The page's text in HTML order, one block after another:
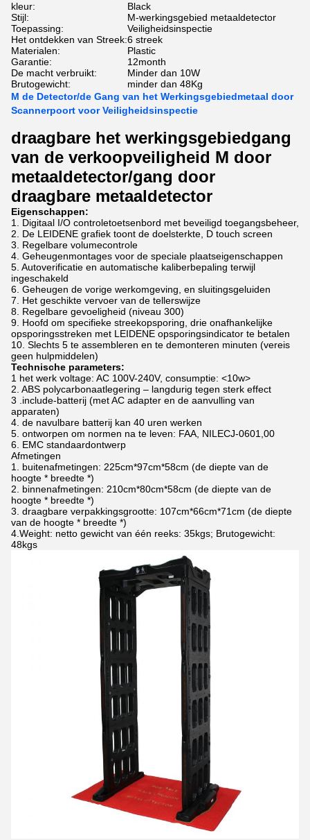
kleur:
Black
Stijl:
M-werkingsgebied metaaldetector
Toepassing:
Veiligheidsinspectie
Het ontdekken van Streek:6 streek
Materialen:
Plastic
Garantie:
12month
De macht verbruikt:
Minder dan 10W
Brutogewicht:
minder dan 48Kg
M de Detector/de Gang van het Werkingsgebiedmetaal door
Scannerpoort voor Veiligheidsinspectie
draagbare het werkingsgebiedgang
van de verkoopveiligheid M door
metaaldetector/gang door
draagbare metaaldetector
Eigenschappen:
1. Digitaal I/O controletoetsenbord met beveiligd toegangsbeheer,
2. De LEIDENE grafiek toont de doelsterkte, D touch screen
3. Regelbare volumecontrole
4. Geheugenmontages voor de speciale plaatseigenschappen
5. Autoverificatie en automatische kaliberbepaling terwijl
ingeschakeld
6. Geheugen de vorige werkomgeving, en sluitingsgeluiden
7. Het geschikte vervoer van de tellerswijze
8. Regelbare gevoeligheid (niveau 300)
9. Hoofd om specifieke streekopsporing, drie onafhankelijke
opsporingsstreken met LEIDENE opsporingsindicator te betalen
10. Slechts 5 te assembleren en te demonteren minuten (vereis
geen hulpmiddelen)
Technische parameters:
1 het werk voltage: AC 100V-240V, consumptie: <10w>
2. ABS polycarbonaatlegering – langdurig tegen sterk effect
3 .include-batterij (met AC adapter en de aanvulling van
apparaten)
4. de navulbare batterij kan 40 uren werken
5. ontworpen om normen na te leven: FAA, NILECJ-0601,00
6. EMC standaardontwerp
Afmetingen
1. buitenafmetingen: 225cm*97cm*58cm (de diepte van de
hoogte * breedte *)
2. binnenafmetingen: 210cm*80cm*58cm (de diepte van de
hoogte * breedte *)
3. draagbare verpakkingsgrootte: 107cm*66cm*71cm (de diepte
van de hoogte * breedte *)
4.Weight: netto gewicht van één reeks: 35kgs; Brutogewicht:
48kgs